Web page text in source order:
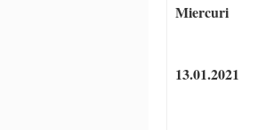
Miercuri
13.01.2021